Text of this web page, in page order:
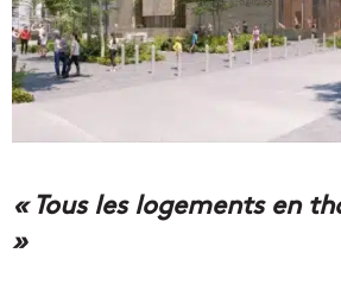
« Tous les logements en
»